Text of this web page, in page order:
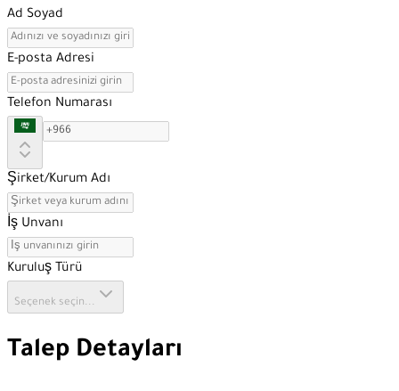
Ad Soyad
E-posta Adresi
Telefon Numarası
Şirket/Kurum Adı
İş Unvanı
Kuruluş Türü
Seçenek seçin...
Talep Detayları